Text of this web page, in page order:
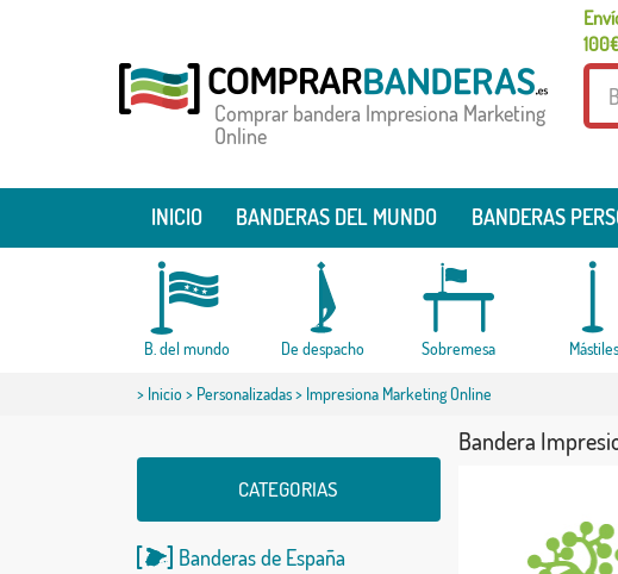
Comprar bandera Impresiona Marketing
Online
INICIO BANDERAS DEL MUNDO BANDERAS
B. del mundo De despacho Sobremesa Mástiles
> Inicio> Personalizadas> Impresiona Marketing Online
CATEGORIAS
Banderas de España
Bandera